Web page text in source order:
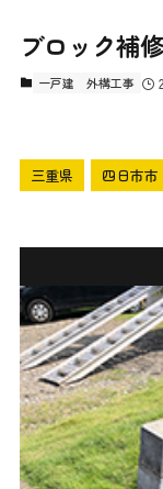
ブロック補
一戸建 外構工事
三重県 四日市市